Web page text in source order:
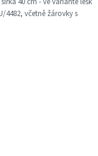
4482, včetně žárovky s